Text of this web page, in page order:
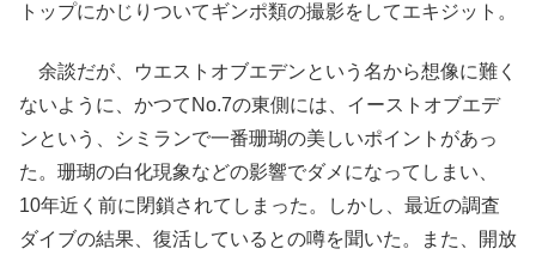
トップにかじりついてギンポ類の撮影をしてエキジット。
余談だが、ウエストオブエデンという名から想像に難く
ないように、かつてNo.7の東側には、イーストオブエデ
ンという、シミランで一番珊瑚の美しいポイントがあっ
た。珊瑚の白化現象などの影響でダメになってしまい、
10年近く前に閉鎖されてしまった。しかし、最近の調査
ダイブの結果、復活しているとの噂を聞いた。また、開放